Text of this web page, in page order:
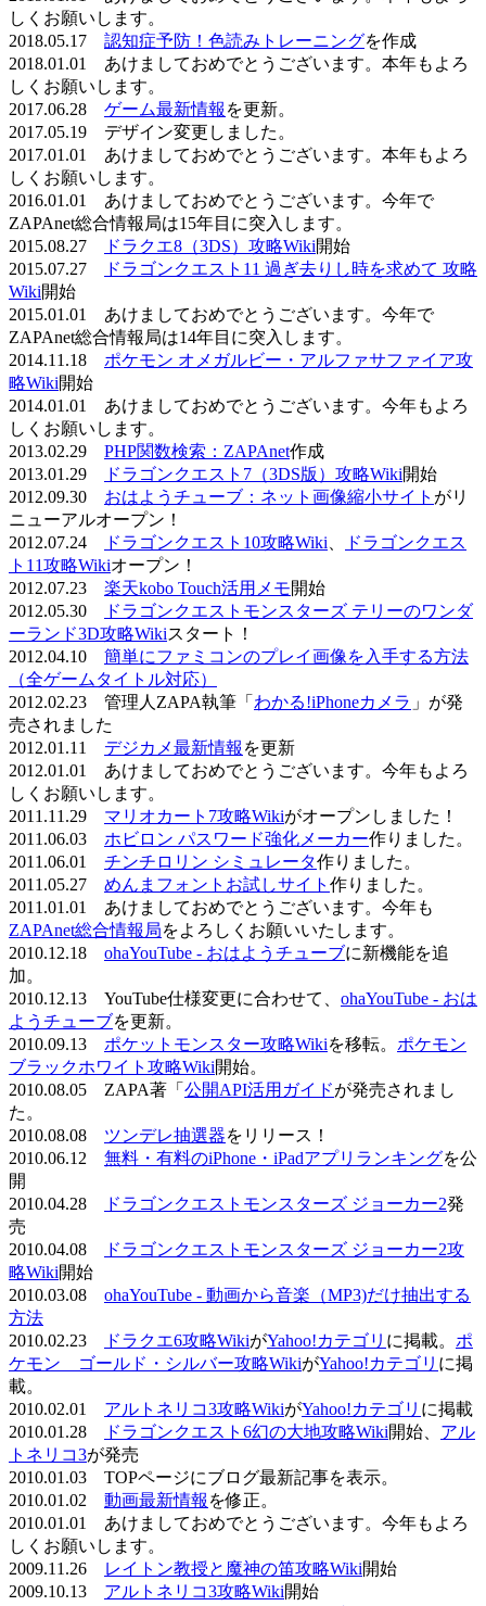
しくお願いします。
2018.05.17 認知症予防！色読みトレーニングを作成
2018.01.01 あけましておめでとうございます。本年もよろ
しくお願いします。
2017.06.28 ゲーム最新情報 を更新。
2017.05.19 デザイン変更しました。
2017.01.01 あけましておめでとうございます。本年もよろ
しくお願いします。
2016.01.01 あけましておめでとうございます。今年で
ZAPAnet総合情報局は15年目に突入します。
2015.08.27
ドラクエ8（3DS）攻略Wiki開始
2015.07.27
ドラゴンクエスト11 過ぎ去りし時を求めて 攻略
Wiki開始
2015.01.01 あけましておめでとうございます。今年で
ZAPAnet総合情報局は14年目に突入します。
2014.11.18 ポケモン オメガルビー・アルファサファイア攻
略Wiki開始
2014.01.01 あけましておめでとうございます。今年もよろ
しくお願いします。
2013.02.29 PHP関数検索：ZAPAnet作成
2013.01.29
ドラゴンクエスト7（3DS版）攻略Wiki開始
2012.09.30 おはようチューブ：ネット画像縮小サイト がリ
ニューアルオープン！
2012.07.24
ドラゴンクエスト10攻略Wiki
ドラゴンクエス
ト11攻略Wikiオープン！
2012.07.23 楽天kobo Touch活用メモ開始
2012.05.30
ドラゴンクエストモンスターズ テリーのワンダ
ーランド3D攻略Wikiスタート！
2012.04.10 簡単にファミコンのプレイ画像を入手する方法
（全ゲームタイトル対応）
2012.02.23 管理人ZAPA執筆「 わかる!iPhoneカメラ 」が発
売されました
2012.01.11 デジカメ最新情報 を更新
2012.01.01 あけましておめでとうございます。今年もよろ
しくお願いします。
2011.11.29 マリオカート7攻略Wikiがオープンしました！
2011.06.03 ホビロン パスワード強化メーカー作りました。
2011.06.01 チンチロリン シミュレータ作りました。
2011.05.27 めんまフォントお試しサイト 作りました。
2011.01.01 あけましておめでとうございます。今年も
ZAPAnet総合情報局をよろしくお願いいたします。
2010.12.18 ohaYouTube - おはようチューブに新機能を追
加。
2010.12.13 YouTube仕様変更に合わせて、 ohaYouTube - おは
ようチューブを更新。
2010.09.13 ポケットモンスター攻略Wikiを移転。 ポケモン
ブラックホワイト攻略Wiki開始。
2010.08.05 ZAPA著「 公開API活用ガイドが発売されまし
た。
2010.08.08 ツンデレ抽選器をリリース！
2010.06.12 無料・有料のiPhone・iPadアプリランキングを公
開
2010.04.28
ドラゴンクエストモンスターズ ジョーカー2発
売
2010.04.08
ドラゴンクエストモンスターズ ジョーカー2攻
略Wiki開始
2010.03.08 ohaYouTube - 動画から音楽（MP3)だけ抽出する
方法
2010.02.23
ドラクエ6攻略WikiがYahoo!カテゴリ に掲載。 ポ
ケモン ゴールド・シルバー攻略WikiがYahoo!カテゴリ に掲
載。
2010.02.01 アルトネリコ3攻略WikiがYahoo!カテゴリ に掲載
2010.01.28
ドラゴンクエスト6幻の大地攻略Wiki開始、 アル
トネリコ3が発売
2010.01.03 TOPページにブログ最新記事を表示。
2010.01.02 動画最新情報 を修正。
2010.01.01 あけましておめでとうございます。今年もよろ
しくお願いします。
2009.11.26
レイトン教授と魔神の笛攻略Wiki開始
2009.10.13 アルトネリコ3攻略Wiki開始